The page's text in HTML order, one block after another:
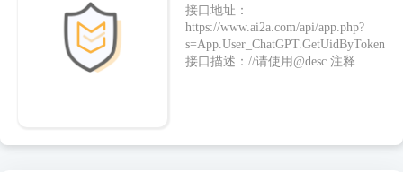
接口地址：
https://www.ai2a.com/api/app.php?
s=App.User_ChatGPT.GetUidByToken
接口描述：//请使用@desc 注释